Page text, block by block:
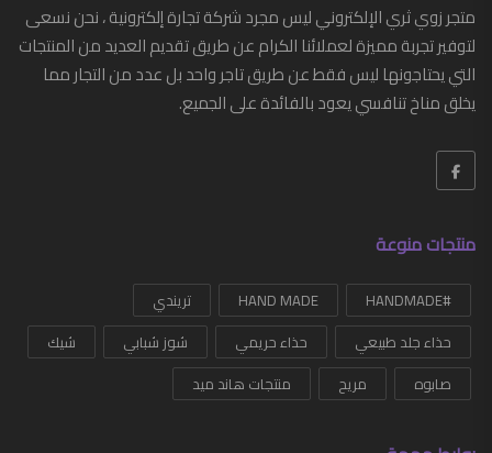
أدوات منزلية
أزياء
أزياء رجالي
ساعات
G-SHOCK
شرابات
متجر زوي ثري الإلكتروني ليس مجرد شركة تجارة إلكترونية ، نحن نسعى
لتوفير تجربة مميزة لعملائنا الكرام عن طريق تقديم العديد من المنتجات
التي يحتاجونها ليس فقط عن طريق تاجر واحد بل عدد من التجار مما
يخلق مناخ تنافسي يعود بالفائدة على الجميع.
منتجات منوعة
#HANDMADE
HAND MADE
تريندي
حذاء جلد طبيعي
حذاء حريمي شوز شبابي
شيك
صابوه
مريح منتجات هاند ميد